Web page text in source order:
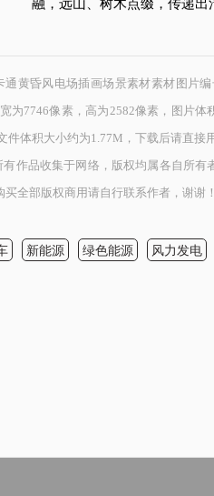
通黄昏风电场插画场景素材素材图片
为7746像素，高为2582像素，图片
件体积大小约为1.77M，下载后请直接
有作品收集于网络，版权均属各自所有
买全部版权商用请自行联系作者，谢谢！
新能源 绿色能源 风力发电